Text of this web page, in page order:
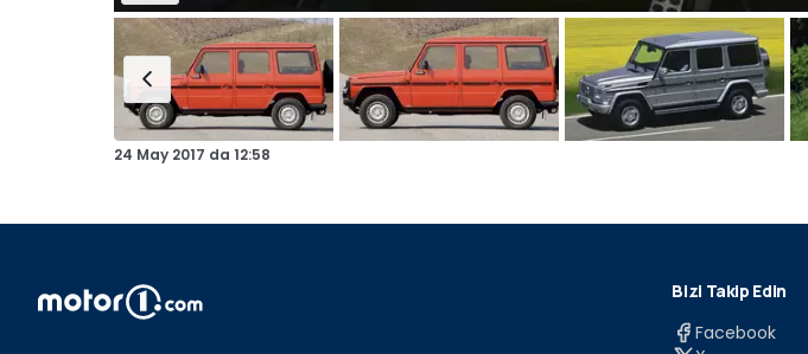
24 May 2017 da 12:58
Bizi Takip Edin
Facebook